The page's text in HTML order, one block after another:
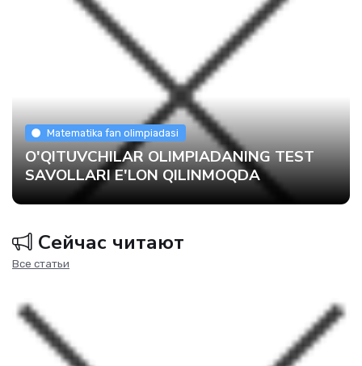
Matematika fan olimpiadasi
O'QITUVCHILAR OLIMPIADANING TEST
SAVOLLARI E'LON QILINMOQDA
Сейчас читают
Все статьи